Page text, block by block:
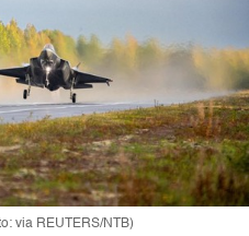
via REUTERS/NTB)